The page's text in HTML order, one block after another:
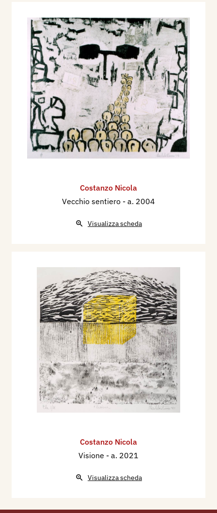
Costanzo Nicola
Vecchio sentiero - a. 2004
Visualizza scheda
Costanzo Nicola
Visione - a. 2021
Visualizza scheda